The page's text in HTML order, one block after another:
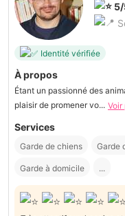
Identité vérifiée
À propos
Étant un passionné des
plaisir de promener vo... Voir
Services
Garde de chiens Garde
Garde à domicile ...